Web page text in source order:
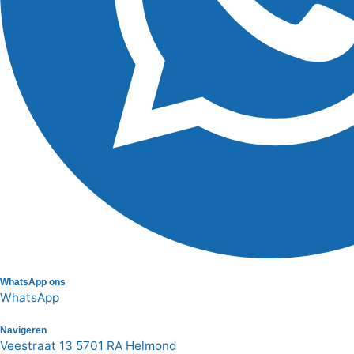
WhatsApp ons
WhatsApp
Navigeren
Veestraat 13 5701 RA Helmond